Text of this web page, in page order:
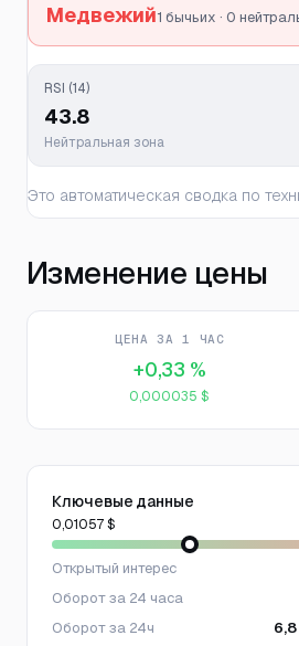
Медвежий1 бычьих · 0
RSI (14)
43.8
Нейтральная зона
Это автоматическая сводка по
Изменение цены
ЦЕНА ЗА 1 ЧАС
+0,33 %
0,000035 $
Ключевые данные
0,01057 $
Открытый интерес
Оборот за 24 часа
Оборот за 24ч